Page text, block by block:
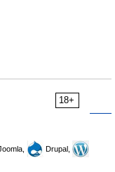
18+
Drupal,